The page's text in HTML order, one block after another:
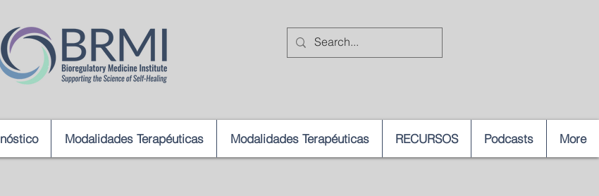
Modalidades Terapéuticas Modalidades Terapéuticas RECURSOS Podcasts More